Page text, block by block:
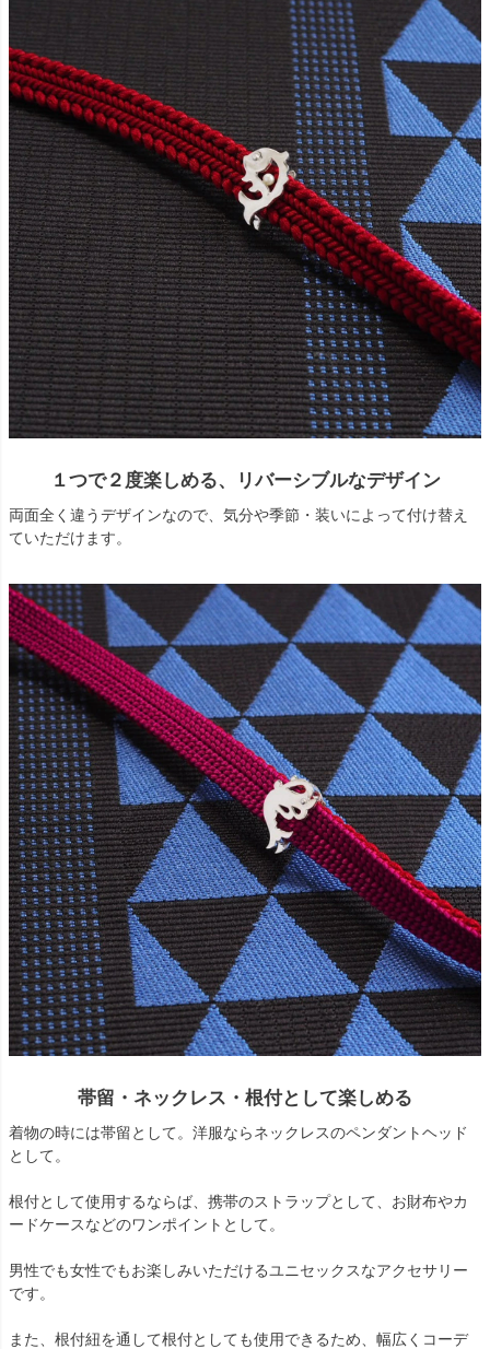
１つで２度楽しめる、リバーシブルなデザイン
両面全く違うデザインなので、気分や季節・装いによって付け替え
ていただけます。
帯留・ネックレス・根付として楽しめる
着物の時には帯留として。洋服ならネックレスのペンダントヘッド
として。
根付として使用するならば、携帯のストラップとして、お財布やカ
ードケースなどのワンポイントとして。
男性でも女性でもお楽しみいただけるユニセックスなアクセサリー
です。
また、根付紐を通して根付としても使用できるため、幅広くコーデ